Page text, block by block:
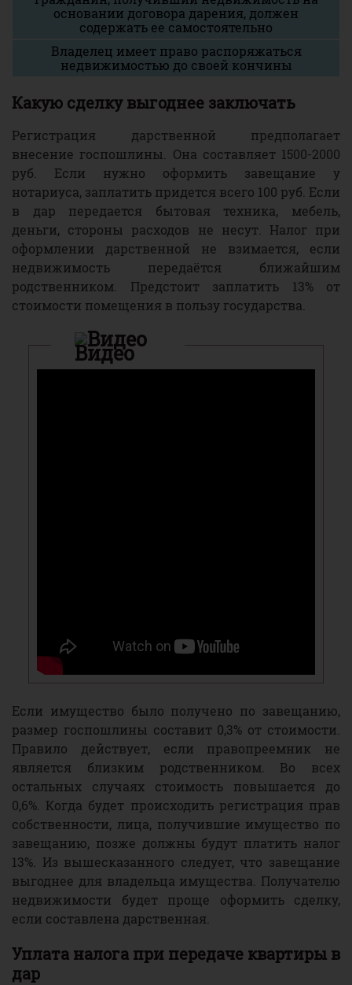
основании договора дарения, должен
содержать ее самостоятельно
Владелец имеет право распоряжаться
недвижимостью до своей кончины
Какую сделку выгоднее заключать
Регистрация дарственной предполагает
внесение госпошлины. Она составляет 1500-2000
руб. Если нужно оформить завещание у
нотариуса, заплатить придется всего 100 руб. Если
в дар передается бытовая техника, мебель,
деньги, стороны расходов не несут. Налог при
оформлении дарственной не взимается, если
недвижимость передаётся ближайшим
родственником. Предстоит заплатить 13% от
стоимости помещения в пользу государства.
Видео
Если имущество было получено по завещанию,
размер госпошлины составит 0,3% от стоимости.
Правило действует, если правопреемник не
является близким родственником. Во всех
остальных случаях стоимость повышается до
0,6%. Когда будет происходить регистрация прав
собственности, лица, получившие имущество по
завещанию, позже должны будут платить налог
13%. Из вышесказанного следует, что завещание
выгоднее для владельца имущества. Получателю
недвижимости будет проще оформить сделку,
если составлена дарственная.
Уплата налога при передаче квартиры в
дар